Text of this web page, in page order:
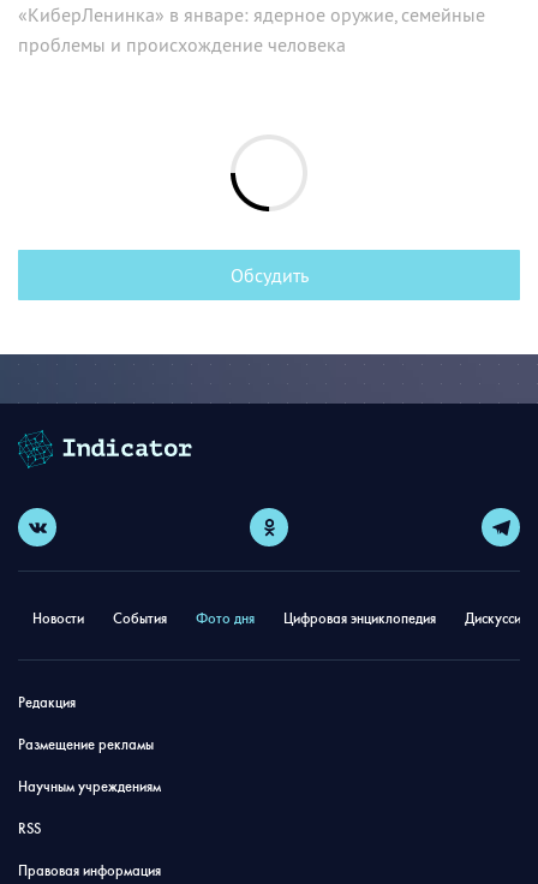
«КиберЛенинка» в январе: ядерное оружие, семейные
проблемы и происхождение человека
Обсудить
Новости События Фото дня Цифровая энциклопедия
Редакция
Размещение рекламы
Научным учреждениям
RSS
Правовая информация